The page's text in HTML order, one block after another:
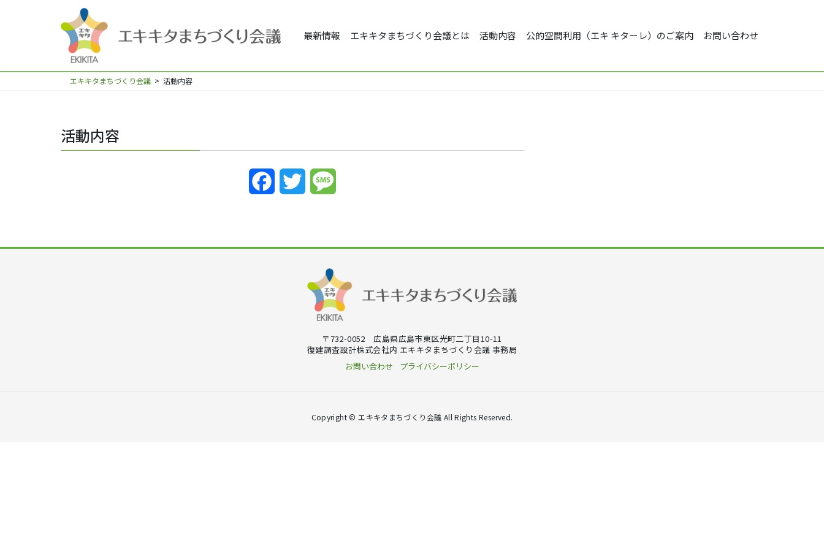
最新情報 エキキタまちづくり会議とは 活動内容 公的空間利用（エキ キターレ）のご案内 お問い合わせ
エキキタまちづくり会議 > 活動内容
活動内容
FacebookTwitter
〒732-0052 広島県広島市東区光町二丁目10-11
復建調査設計株式会社内 エキキタまちづくり会議 事務局
お問い合わせ
プライバシーポリシー
Copyright © エキキタまちづくり会議 All Rights Reserved.